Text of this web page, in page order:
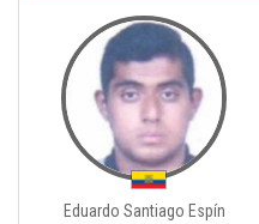
Eduardo Santiago Espín